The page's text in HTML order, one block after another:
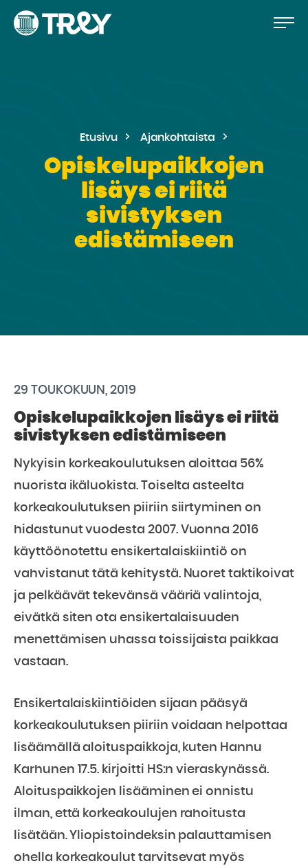
Hyppää
sisältöön
Siirry
TREY
-etusivulle
Etusivu Ajankohtaista
Opiskelupaikkojen
lisäys ei riitä
sivistyksen
edistämiseen
29 TOUKOKUUN, 2019
Opiskelupaikkojen lisäys ei riitä
sivistyksen edistämiseen
Nykyisin korkeakoulutuksen aloittaa 56%
nuorista ikäluokista. Toiselta asteelta
korkeakoulutuksen piiriin siirtyminen on
hidastunut vuodesta 2007. Vuonna 2016
käyttöönotettu ensikertalaiskiintiö on
vahvistanut tätä kehitystä. Nuoret taktikoivat
ja pelkäävät tekevänsä vääriä valintoja,
eivätkä siten ota ensikertalaisuuden
menettämisen uhassa toissijaista paikkaa
vastaan.
Ensikertalaiskiintiöiden sijaan pääsyä
korkeakoulutuksen piiriin voidaan helpottaa
lisäämällä aloituspaikkoja, kuten Hannu
Karhunen 17.5. kirjoitti HS:n vieraskynässä.
Aloituspaikkojen lisääminen ei onnistu
ilman, että korkeakoulujen rahoitusta
lisätään. Yliopistoindeksin palauttamisen
ohella korkeakoulut tarvitsevat myös